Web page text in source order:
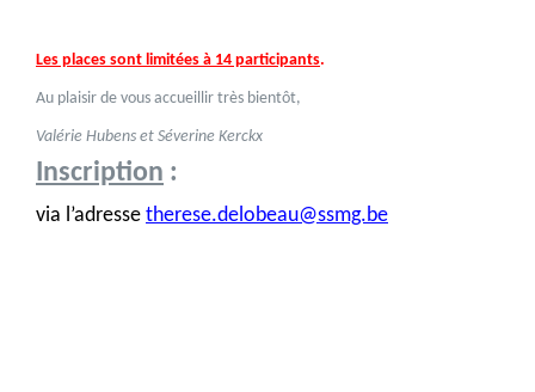
Les places sont limitées à 14 participants.
Au plaisir de vous accueillir très bientôt,
Valérie Hubens et Séverine Kerckx
Inscription :
via l’adresse therese.delobeau@ssmg.be